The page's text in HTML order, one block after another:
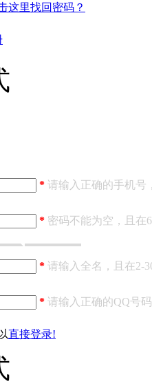
这里找回密码？
* 请输入正确的手机号
* 密码不能为空，且在
* 请输入全名，且在2-
* 请输入正确的QQ号
直接登录!